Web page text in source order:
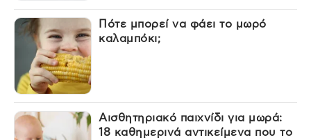
Πότε μπορεί να φάει το μωρό
καλαμπόκι;
Αισθητηριακό παιχνίδι για μωρά:
18 καθημερινά αντικείμενα που το